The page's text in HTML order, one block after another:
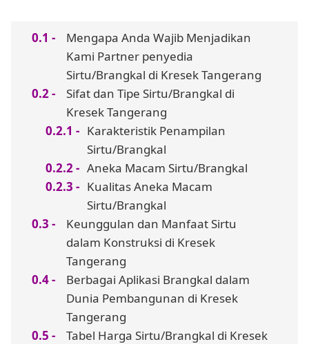
Mengapa Anda Wajib Menjadikan
Kami Partner penyedia
Sirtu/Brangkal di Kresek Tangerang
Sifat dan Tipe Sirtu/Brangkal di
Kresek Tangerang
Karakteristik Penampilan
Sirtu/Brangkal
Aneka Macam Sirtu/Brangkal
Kualitas Aneka Macam
Sirtu/Brangkal
Keunggulan dan Manfaat Sirtu
dalam Konstruksi di Kresek
Tangerang
Berbagai Aplikasi Brangkal dalam
Dunia Pembangunan di Kresek
Tangerang
Tabel Harga Sirtu/Brangkal di Kresek